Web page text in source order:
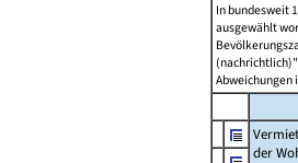
In bundesweit
ausgewählt
Abweichungen
der